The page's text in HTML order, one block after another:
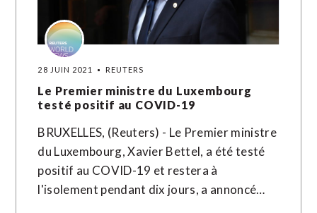
28 JUIN 2021 REUTERS
Le Premier ministre du Luxembourg
testé positif au COVID-19
BRUXELLES, (Reuters) - Le Premier ministre
du Luxembourg, Xavier Bettel, a été testé
positif au COVID-19 et restera à
l'isolement pendant dix jours, a annoncé…